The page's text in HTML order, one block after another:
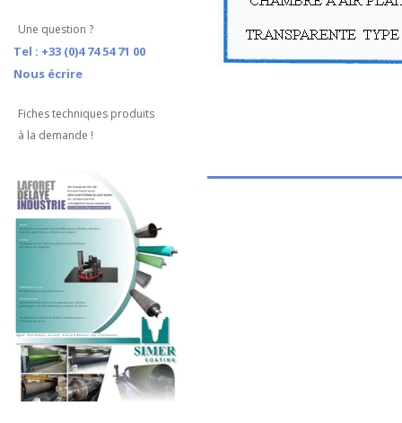
Une question ?
Tel : +33 (0)4 74 54 71 00
Nous écrire
Fiches techniques produits
à la demande !